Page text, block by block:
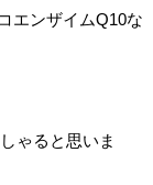
エンザイムQ10な
ゃると思いま